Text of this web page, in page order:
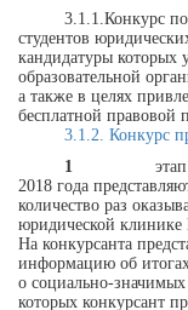
3.1.1.Конкурс
студентов
кандидатуры которых
образовательной
а также в целях
бесплатной
3.1.2. Конкурс
1
2018 года
количество раз
юридической клинике
На конкурсанта
информацию об
о социально-
которых конкурсант